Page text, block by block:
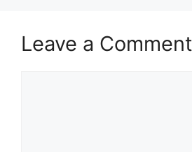
Leave a Comment